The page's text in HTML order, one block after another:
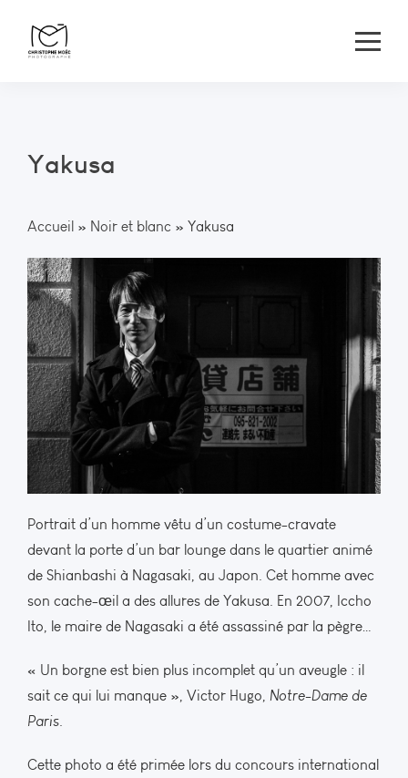
Yakusa
Accueil » Noir et blanc » Yakusa
Portrait d’un homme vêtu d’un costume-cravate
devant la porte d’un bar lounge dans le quartier animé
de Shianbashi à Nagasaki, au Japon. Cet homme avec
son cache-œil a des allures de Yakusa. En 2007, Iccho
Ito, le maire de Nagasaki a été assassiné par la pègre…
« Un borgne est bien plus incomplet qu’un aveugle : il
sait ce qui lui manque », Victor Hugo, Notre-Dame de
Paris
Cette photo a été primée lors du concours international